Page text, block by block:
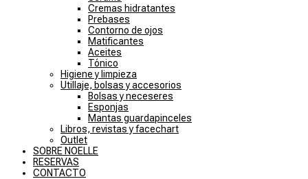
Cremas hidratantes
Prebases
Contorno de ojos
Matificantes
Aceites
Tónico
Higiene y limpieza
Utillaje, bolsas y accesorios
Bolsas y neceseres
Esponjas
Mantas guardapinceles
Libros, revistas y facechart
Outlet
SOBRE NOELLE
RESERVAS
CONTACTO